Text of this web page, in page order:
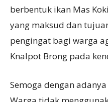
berbentuk ikan Mas
yang maksud dan
pengingat bagi warga
Knalpot Brong pada
Semoga dengan